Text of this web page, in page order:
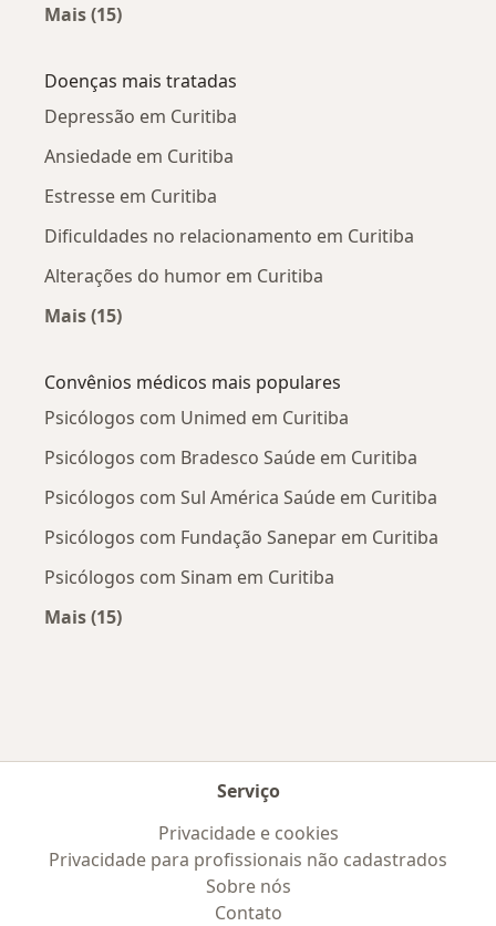
Mais (15)
Doenças mais tratadas
Depressão em Curitiba
Ansiedade em Curitiba
Estresse em Curitiba
Dificuldades no relacionamento em Curitiba
Alterações do humor em Curitiba
Mais (15)
Convênios médicos mais populares
Psicólogos com Unimed em Curitiba
Psicólogos com Bradesco Saúde em Curitiba
Psicólogos com Sul América Saúde em Curitiba
Psicólogos com Fundação Sanepar em Curitiba
Psicólogos com Sinam em Curitiba
Mais (15)
Serviço
Privacidade e cookies
Privacidade para profissionais não cadastrados
Sobre nós
Contato